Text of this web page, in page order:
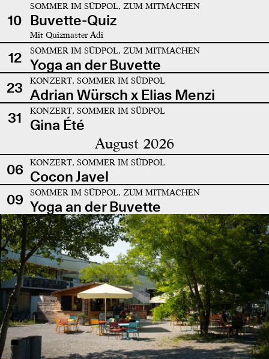
10
SOMMER IM SÜDPOL, ZUM MITMACHEN
Buvette-Quiz
Mit Quizmaster Adi
12 SOMMER IM SÜDPOL, ZUM MITMACHEN
Yoga an der Buvette
23
KONZERT, SOMMER IM SÜDPOL
Adrian Würsch x Elias Menzi
31
KONZERT, SOMMER IM SÜDPOL
Gina Été
August 2026
06 KONZERT, SOMMER IM SÜDPOL
Cocon Javel
09
SOMMER IM SÜDPOL, ZUM MITMACHEN
Yoga an der Buvette